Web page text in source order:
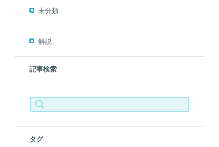
未分類
解説
記事検索
検
索:
タグ